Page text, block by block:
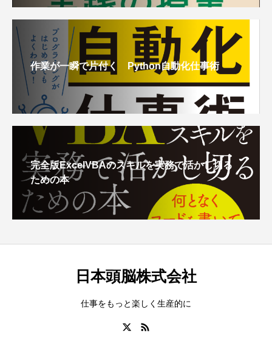
作業が一瞬で片付く Python自動化仕事術
完全版ExcelVBAのスキルを実務で活かし切る
ための本
日本頭脳株式会社
仕事をもっと楽しく生産的に